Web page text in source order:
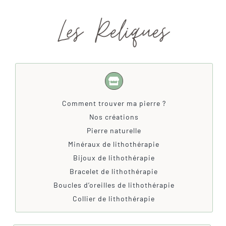
Comment trouver ma pierre ?
Nos créations
Pierre naturelle
Minéraux de lithothérapie
Bijoux de lithothérapie
Bracelet de lithothérapie
Boucles d’oreilles de lithothérapie
Collier de lithothérapie